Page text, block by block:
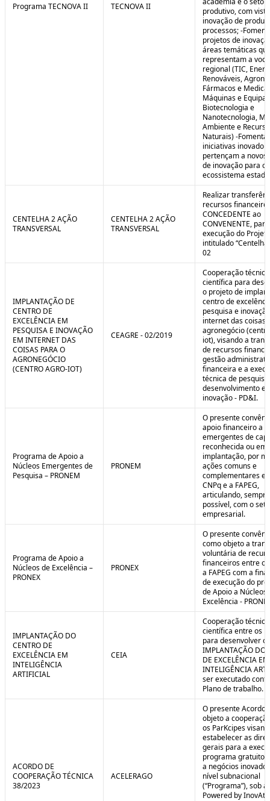
Programa TECNOVA II TECNOVA II
produtivo, com
inovação de
processos; -
projetos de
áreas temáticas
representam a
regional (TIC,
Renováveis,
Fármacos e
Máquinas e
Biotecnologia e
Nanotecnologia,
Ambiente e
Naturais) -Fomentar
iniciativas
pertençam a novos
de inovação para o
ecossistema
CENTELHA 2 AÇÃO
TRANSVERSAL
CENTELHA 2 AÇÃO
TRANSVERSAL
Realizar
recursos
CONCEDENTE ao
CONVENENTE,
execução do Projeto
intitulado
02
IMPLANTAÇÃO DE
CENTRO DE
EXCELÊNCIA EM
PESQUISA E INOVAÇÃO
EM INTERNET DAS
COISAS PARA O
AGRONEGÓCIO
(CENTRO AGRO-IOT)
CEAGRE - 02/2019
Cooperação
científica para
o projeto de
centro de
pesquisa e
internet das coisas
agronegócio
iot), visando a
de recursos
gestão
financeira e a
técnica de pesquisa,
desenvolvimento e
inovação - PD&I.
Programa de Apoio a
Núcleos Emergentes de
Pesquisa – PRONEM
PRONEM
O presente
apoio financeiro a
emergentes de
reconhecida ou em
implantação, por
ações comuns e
complementares
CNPq e a FAPEG,
articulando,
possível, com o
empresarial.
Programa de Apoio a
Núcleos de Excelência –
PRONEX
PRONEX
O presente
como objeto a
voluntária de
financeiros entre o
a FAPEG com a
de execução do
de Apoio a Núcleos
Excelência -
IMPLANTAÇÃO DO
CENTRO DE
EXCELÊNCIA EM
INTELIGÊNCIA
ARTIFICIAL
CEIA
Cooperação
científica entre os
para desenvolver o
IMPLANTAÇÃO DO
DE EXCELÊNCIA EM
INTELIGÊNCIA
ser executado
Plano de trabalho.
ACORDO DE
COOPERAÇÃO TÉCNICA
38/2023
ACELERAGO
O presente Acordo
objeto a
os ParKcipes
estabelecer as
gerais para a
programa gratuito
a negócios
nível subnacional
(“Programa”), sob
Powered by